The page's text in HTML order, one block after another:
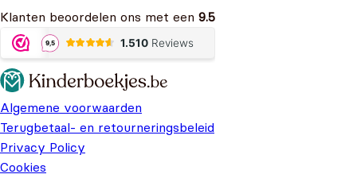
Klanten beoordelen ons met een 9.5
Algemene voorwaarden
Terugbetaal- en retourneringsbeleid
Privacy Policy
Cookies